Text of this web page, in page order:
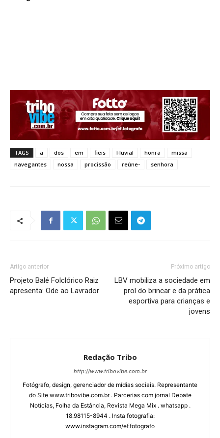
TAGS a dos em fieis Fluvial honra
missa
navegantes
nossa procissão reúne- senhora
Artigo anterior
Projeto Balé Folclórico Raiz
apresenta: Ode ao Lavrador
Próximo artigo
LBV mobiliza a sociedade em
prol do brincar e da prática
esportiva para crianças e
jovens
Redação Tribo
http://www.tribovibe.com.br
Fotógrafo, design, gerenciador de mídias sociais. Representante
do Site www.tribovibe.com.br . Parcerias com jornal Debate
Notícias, Folha da Estância, Revista Mega Mix . whatsapp .
18.98115-8944 . Insta fotografia:
www.instagram.com/ef.fotografo